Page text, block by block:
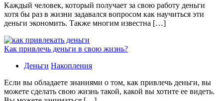
Каждый человек, который получает за свою работу деньги
хотя бы раз в жизни задавался вопросом как научиться эти
деньги экономить. Также многим известна […]
Как привлечь деньги в свою жизнь?
Деньги Накопления
Если вы обладаете знаниями о том, как привлечь деньги, вы
можете сделать свою жизнь такой, какой вы хотите ее видеть.